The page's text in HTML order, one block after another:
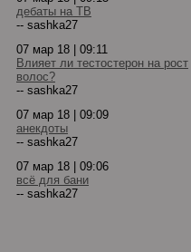
дебаты на ТВ
-- sashka27
07 мар 18 | 09:11
Влияет ли тестостерон на рост
волос?
-- sashka27
07 мар 18 | 09:09
анекдоты
-- sashka27
07 мар 18 | 09:06
всё для бани
-- sashka27